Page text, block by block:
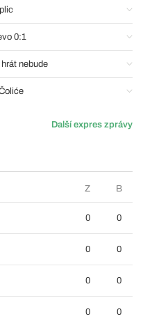
0:1
nebude
Další expres zprávy
Z B
0 0
0 0
0 0
0 0